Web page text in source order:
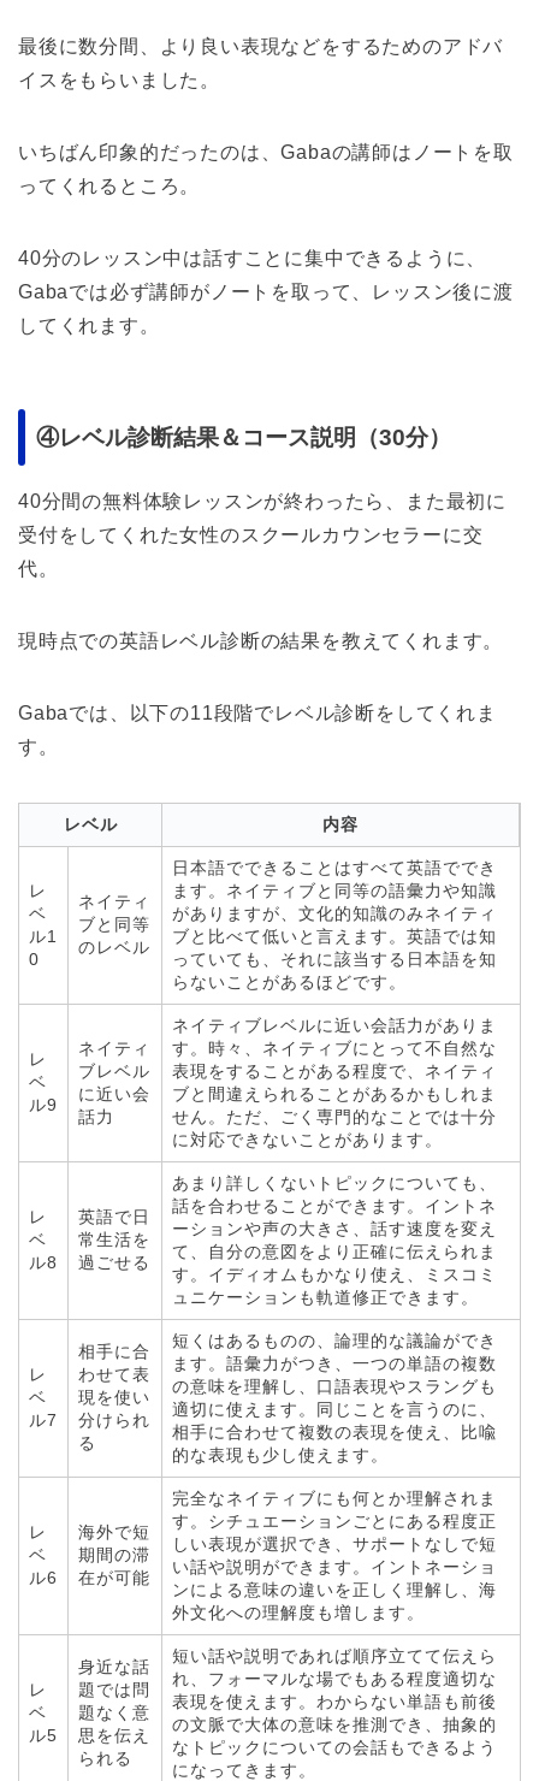
最後に数分間、より良い表現などをするためのアドバ
イスをもらいました。
いちばん印象的だったのは、Gabaの講師はノートを取
ってくれるところ。
40分のレッスン中は話すことに集中できるように、
Gabaでは必ず講師がノートを取って、レッスン後に渡
してくれます。
④レベル診断結果＆コース説明（30分）
40分間の無料体験レッスンが終わったら、また最初に
受付をしてくれた女性のスクールカウンセラーに交
代。
現時点での英語レベル診断の結果を教えてくれます。
Gabaでは、以下の11段階でレベル診断をしてくれま
す。
レベル 内容
レ
ベ
ル1
0
ネイティ
ブと同等
のレベル
日本語でできることはすべて英語ででき
ます。ネイティブと同等の語彙力や知識
がありますが、文化的知識のみネイティ
ブと比べて低いと言えます。英語では知
っていても、それに該当する日本語を知
らないことがあるほどです。
レ
ベ
ル9
ネイティ
ブレベル
に近い会
話力
ネイティブレベルに近い会話力がありま
す。時々、ネイティブにとって不自然な
表現をすることがある程度で、ネイティ
ブと間違えられることがあるかもしれま
せん。ただ、ごく専門的なことでは十分
に対応できないことがあります。
レ
ベ
ル8
英語で日
常生活を
過ごせる
あまり詳しくないトピックについても、
話を合わせることができます。イントネ
ーションや声の大きさ、話す速度を変え
て、自分の意図をより正確に伝えられま
す。イディオムもかなり使え、ミスコミ
ュニケーションも軌道修正できます。
レ
ベ
ル7
相手に合
わせて表
現を使い
分けられ
る
短くはあるものの、論理的な議論ができ
ます。語彙力がつき、一つの単語の複数
の意味を理解し、口語表現やスラングも
適切に使えます。同じことを言うのに、
相手に合わせて複数の表現を使え、比喩
的な表現も少し使えます。
レ
ベ
ル6
海外で短
期間の滞
在が可能
完全なネイティブにも何とか理解されま
す。シチュエーションごとにある程度正
しい表現が選択でき、サポートなしで短
い話や説明ができます。イントネーショ
ンによる意味の違いを正しく理解し、海
外文化への理解度も増します。
レ
ベ
ル5
身近な話
題では問
題なく意
思を伝え
られる
短い話や説明であれば順序立てて伝えら
れ、フォーマルな場でもある程度適切な
表現を使えます。わからない単語も前後
の文脈で大体の意味を推測でき、抽象的
なトピックについての会話もできるよう
になってきます。